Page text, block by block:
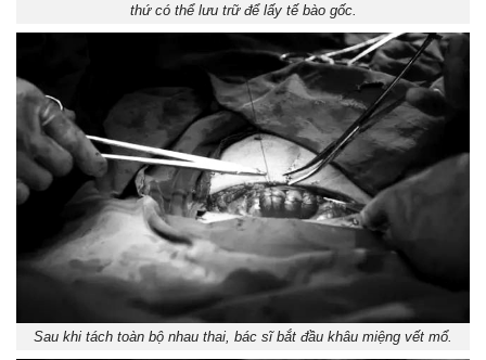
thứ có thể lưu trữ để lấy tế bào gốc.
Sau khi tách toàn bộ nhau thai, bác sĩ bắt đầu khâu miệng vết mổ.